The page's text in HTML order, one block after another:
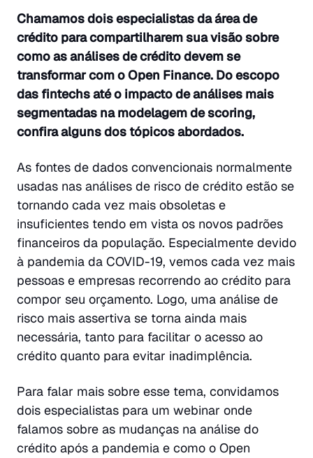
Chamamos dois especialistas da área de
crédito para compartilharem sua visão sobre
como as análises de crédito devem se
transformar com o Open Finance. Do escopo
das fintechs até o impacto de análises mais
segmentadas na modelagem de scoring,
confira alguns dos tópicos abordados.
As fontes de dados convencionais normalmente
usadas nas análises de risco de crédito estão se
tornando cada vez mais obsoletas e
insuficientes tendo em vista os novos padrões
financeiros da população. Especialmente devido
à pandemia da COVID-19, vemos cada vez mais
pessoas e empresas recorrendo ao crédito para
compor seu orçamento. Logo, uma análise de
risco mais assertiva se torna ainda mais
necessária, tanto para facilitar o acesso ao
crédito quanto para evitar inadimplência.
Para falar mais sobre esse tema, convidamos
dois especialistas para um webinar onde
falamos sobre as mudanças na análise do
crédito após a pandemia e como o Open